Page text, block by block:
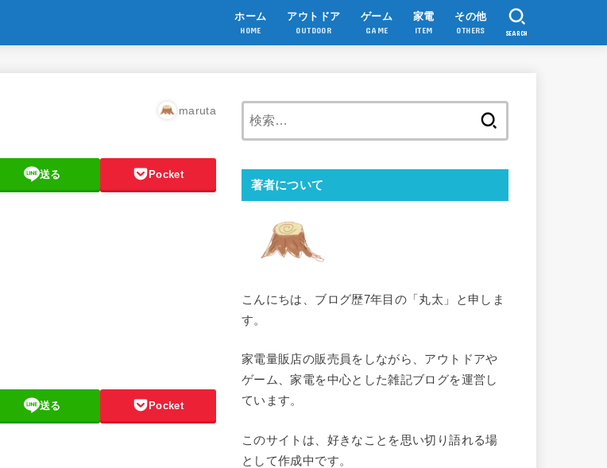
ホーム
HOME
アウトドア
OUTDOOR
ゲーム
GAME
家電
ITEM
その他
OTHERS SEARCH
maruta
送る Pocket
送る Pocket
著者について
こんにちは、ブログ歴7年目の「丸太」と申しま
す。
家電量販店の販売員をしながら、アウトドアや
ゲーム、家電を中心とした雑記ブログを運営し
ています。
このサイトは、好きなことを思い切り語れる場
として作成中です。